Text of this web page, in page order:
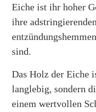
Eiche ist ihr hoher
ihre
sind.
Das Holz der Eiche
langlebig, sondern
einem wertvollen